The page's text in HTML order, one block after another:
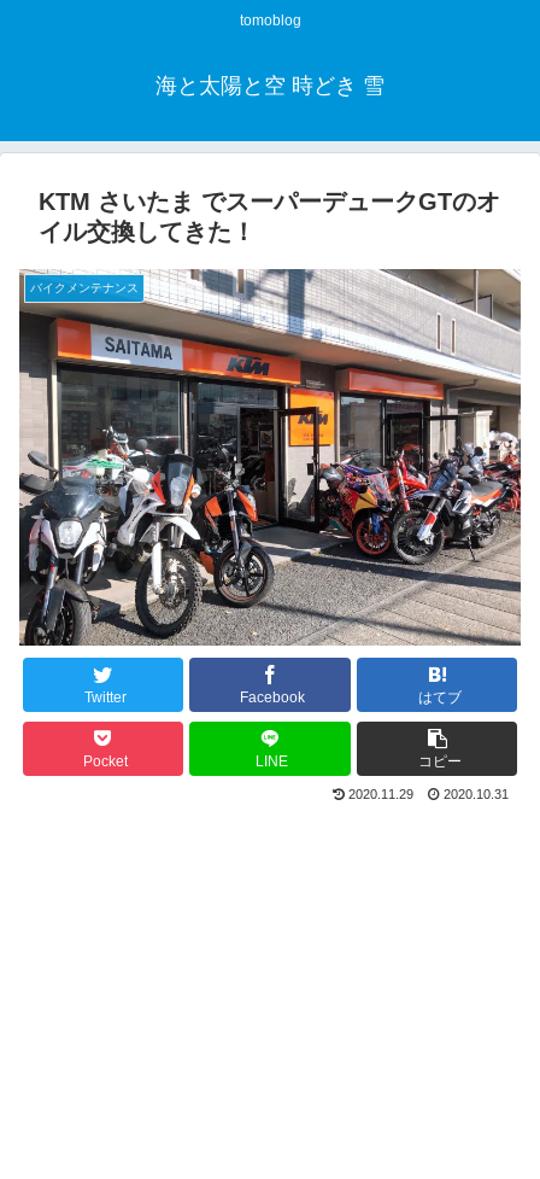
tomoblog
海と太陽と空 時どき 雪
KTM さいたま でスーパーデュークGTのオ
イル交換してきた！
バイクメンテナンス
Twitter Facebook はてブ
Pocket LINE コピー
2020.11.29 2020.10.31